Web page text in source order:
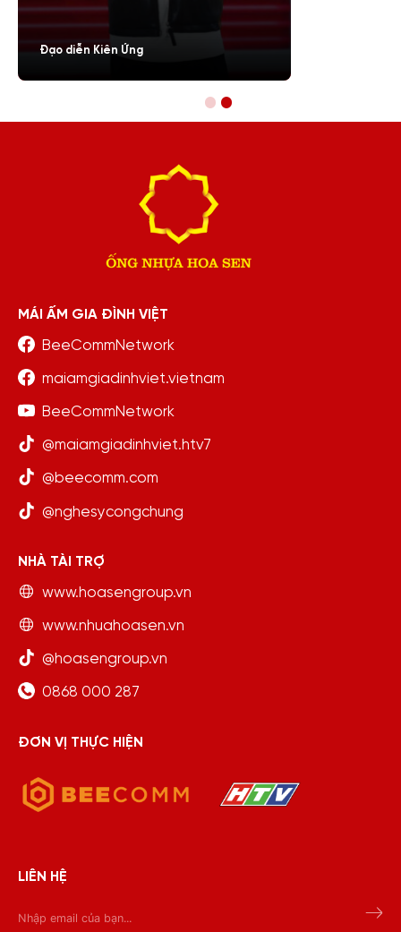
Đạo diễn Kiên Ứng
MÁI ẤM GIA ĐÌNH VIỆT
BeeCommNetwork
maiamgiadinhviet.vietnam
BeeCommNetwork
@maiamgiadinhviet.htv7
@beecomm.com
@nghesycongchung
NHÀ TÀI TRỢ
www.hoasengroup.vn
www.nhuahoasen.vn
@hoasengroup.vn
0868 000 287
ĐƠN VỊ THỰC HIỆN
LIÊN HỆ